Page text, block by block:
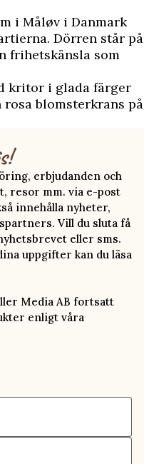
i Måløv i Danmark
Dörren står på
frihetskänsla som
kritor i glada färger
blomsterkrans på
erbjudanden och
resor mm. via e-post
innehålla nyheter,
Vill du sluta få
eller sms.
uppgifter kan du läsa
Media AB fortsatt
enligt våra